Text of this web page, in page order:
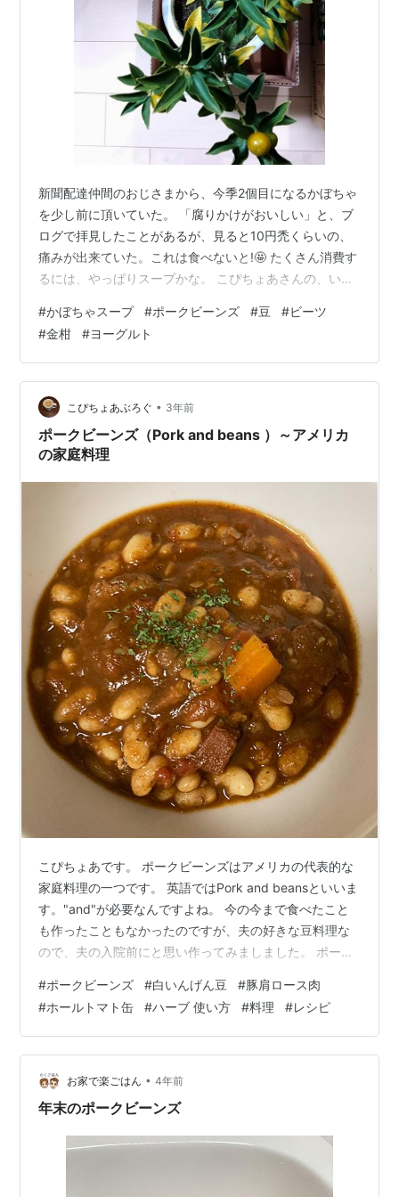
新聞配達仲間のおじさまから、今季2個目になるかぼちゃ
を少し前に頂いていた。 「腐りかけがおいしい」と、ブ
ログで拝見したことがあるが、見ると10円禿くらいの、
痛みが出来ていた。これは食べないと!🤩 たくさん消費す
るには、やっぱりスープかな。 こぴちょあさんの、いつ
のスープ copichoa.hatenablog.com 私は少し油に弱いの
で、具材を炒めずに、バターは半量にしていますが、そ
れでも絶品の分量です。 (↓2倍量、四捨五入量です🙇) か
ぼちゃ1kg、玉ねぎ300g、バター60g→30gに変更、水
600ml、ブイヨンキューブ4個→顆粒2本…
#かぼちゃスープ #ポークビーンズ #豆 #ビーツ
#金柑 #ヨーグルト
こぴちょあぶろぐ • 3年前
ポークビーンズ（Pork and beans ）～アメリカ
の家庭料理
こぴちょあです。 ポークビーンズはアメリカの代表的な
家庭料理の一つです。 英語ではPork and beansといいま
す。"and"が必要なんですよね。 今の今まで食べたこと
も作ったこともなかったのですが、夫の好きな豆料理な
ので、夫の入院前にと思い作ってみましました。 ポーク
マトで煮込んだ料理です。 日本では大豆で代用している
レシピも多く見かけます。 ですが初めて作るので、白い
んげん豆にしました。 白いんげん豆は乾燥豆を戻し、ひ
よこ豆のときと同様に煮汁も使いました。
copichoa.hatenablog.com ポークビーンズには豚肉と白
い…
#ポークビーンズ #白いんげん豆 #豚肩ロース肉
#ホールトマト缶 #ハーブ 使い方 #料理 #レシピ
お家で楽ごはん • 4年前
年末のポークビーンズ